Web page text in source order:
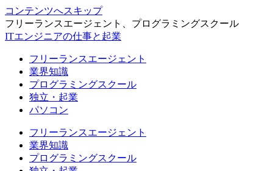
コンテンツへスキップ
フリーランスエージェント、プログラミングスクール
ITエンジニアの仕事と起業
フリーランスエージェント
業界知識
プログラミングスクール
独立・起業
パソコン
フリーランスエージェント
業界知識
プログラミングスクール